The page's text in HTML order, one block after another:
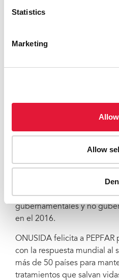
Statistics
Marketing
Allow
resultado, menos de 1000
«ONUSIDA acoge los
Suazilandia con
Centros para el Control y la
Enfermedades de los
ICAP en la Escuela Mailman
Suazilandia, se recopilaron
Zambia y Zimbabue
de hogares, en colaboración
gubernamentales y no
en el 2016.
ONUSIDA felicita a
con la respuesta mundial al
más de 50 países para
tratamientos que salvan